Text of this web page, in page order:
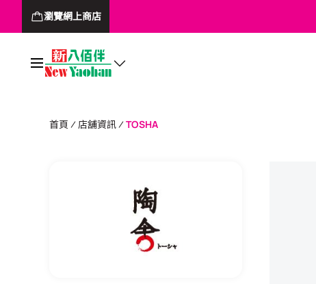
瀏覽網上商店
首頁 店舖資訊 TOSHA